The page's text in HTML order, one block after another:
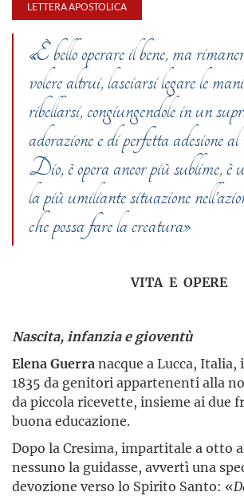
LETTERA APOSTOLICA
«È bello operare il bene, ma
volere altrui, lasciarsi legare le
ribellarsi, congiungen­dole in un
adorazione e di perfetta adesione
Dio, è opera ancor più sublime, è
la più umiliante situazione
che possa fare la creatura»
VITA E OPERE
Nascita, infanzia e gioventù
Elena Guerranacque a Lucca, Italia,
1835 da genitori appartenenti alla
da piccola ricevette, insieme ai due
buona educazione.
Dopo la Cresima, impartitale a otto
nessuno la guidasse, avvertì una
devozione verso lo Spirito Santo: «